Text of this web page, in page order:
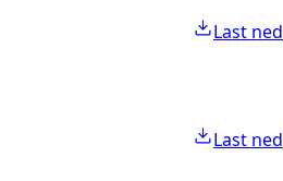
Last ned
Last ned